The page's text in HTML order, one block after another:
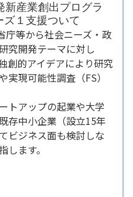
新産業創出プログラ
ズ１支援ついて
庁等から社会ニーズ・政
究開発テーマに対し
創的アイデアにより研究
実現可能性調査（FS）
トアップの起業や大学
存中小企業（設立15年
ビジネス面も検討しな
ます。